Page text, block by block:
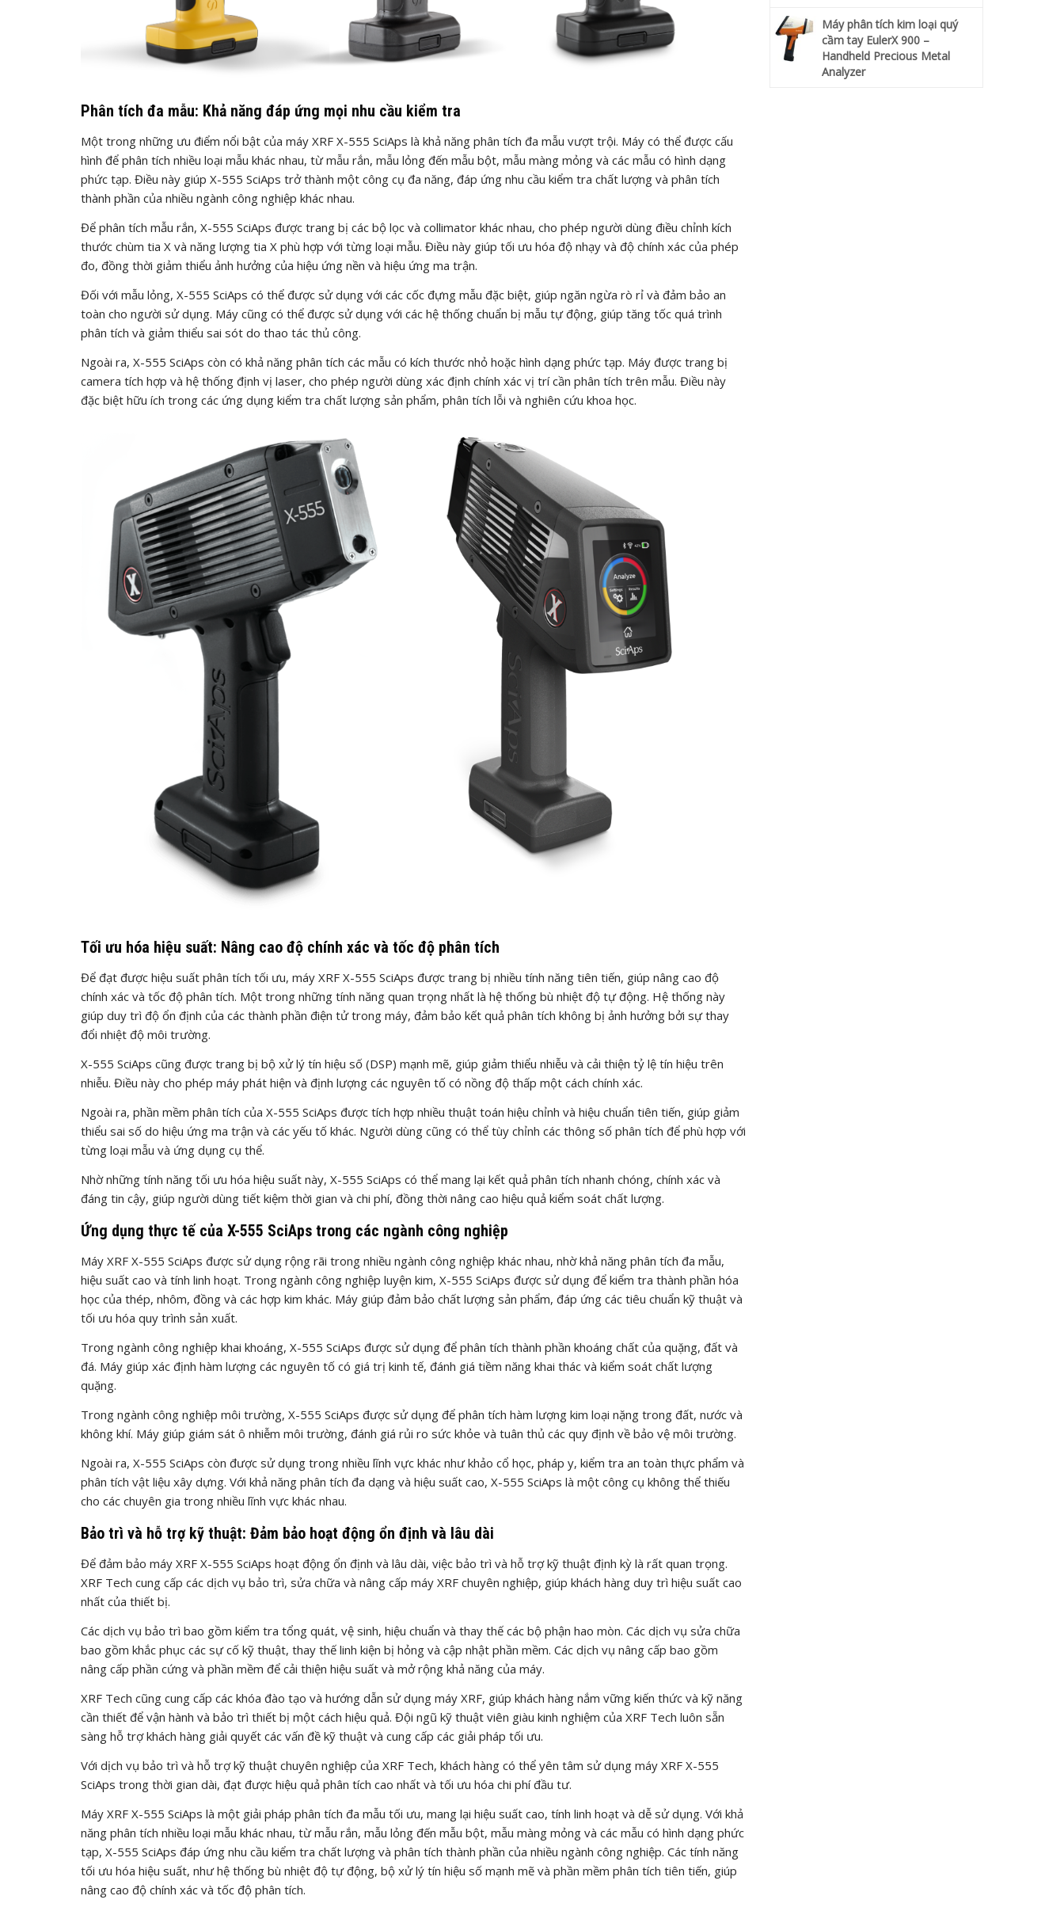
Phân tích đa mẫu: Khả năng đáp ứng mọi nhu cầu kiểm tra
Một trong những ưu điểm nổi bật của máy XRF X-555 SciAps là khả năng phân tích đa mẫu vượt trội. Máy có thể được cấu
hình để phân tích nhiều loại mẫu khác nhau, từ mẫu rắn, mẫu lỏng đến mẫu bột, mẫu màng mỏng và các mẫu có hình dạng
phức tạp. Điều này giúp X-555 SciAps trở thành một công cụ đa năng, đáp ứng nhu cầu kiểm tra chất lượng và phân tích
thành phần của nhiều ngành công nghiệp khác nhau.
Để phân tích mẫu rắn, X-555 SciAps được trang bị các bộ lọc và collimator khác nhau, cho phép người dùng điều chỉnh kích
thước chùm tia X và năng lượng tia X phù hợp với từng loại mẫu. Điều này giúp tối ưu hóa độ nhạy và độ chính xác của phép
đo, đồng thời giảm thiểu ảnh hưởng của hiệu ứng nền và hiệu ứng ma trận.
Đối với mẫu lỏng, X-555 SciAps có thể được sử dụng với các cốc đựng mẫu đặc biệt, giúp ngăn ngừa rò rỉ và đảm bảo an
toàn cho người sử dụng. Máy cũng có thể được sử dụng với các hệ thống chuẩn bị mẫu tự động, giúp tăng tốc quá trình
phân tích và giảm thiểu sai sót do thao tác thủ công.
Ngoài ra, X-555 SciAps còn có khả năng phân tích các mẫu có kích thước nhỏ hoặc hình dạng phức tạp. Máy được trang bị
camera tích hợp và hệ thống định vị laser, cho phép người dùng xác định chính xác vị trí cần phân tích trên mẫu. Điều này
đặc biệt hữu ích trong các ứng dụng kiểm tra chất lượng sản phẩm, phân tích lỗi và nghiên cứu khoa học.
Tối ưu hóa hiệu suất: Nâng cao độ chính xác và tốc độ phân tích
Để đạt được hiệu suất phân tích tối ưu, máy XRF X-555 SciAps được trang bị nhiều tính năng tiên tiến, giúp nâng cao độ
chính xác và tốc độ phân tích. Một trong những tính năng quan trọng nhất là hệ thống bù nhiệt độ tự động. Hệ thống này
giúp duy trì độ ổn định của các thành phần điện tử trong máy, đảm bảo kết quả phân tích không bị ảnh hưởng bởi sự thay
đổi nhiệt độ môi trường.
X-555 SciAps cũng được trang bị bộ xử lý tín hiệu số (DSP) mạnh mẽ, giúp giảm thiểu nhiễu và cải thiện tỷ lệ tín hiệu trên
nhiễu. Điều này cho phép máy phát hiện và định lượng các nguyên tố có nồng độ thấp một cách chính xác.
Ngoài ra, phần mềm phân tích của X-555 SciAps được tích hợp nhiều thuật toán hiệu chỉnh và hiệu chuẩn tiên tiến, giúp giảm
thiểu sai số do hiệu ứng ma trận và các yếu tố khác. Người dùng cũng có thể tùy chỉnh các thông số phân tích để phù hợp với
từng loại mẫu và ứng dụng cụ thể.
Nhờ những tính năng tối ưu hóa hiệu suất này, X-555 SciAps có thể mang lại kết quả phân tích nhanh chóng, chính xác và
đáng tin cậy, giúp người dùng tiết kiệm thời gian và chi phí, đồng thời nâng cao hiệu quả kiểm soát chất lượng.
Ứng dụng thực tế của X-555 SciAps trong các ngành công nghiệp
Máy XRF X-555 SciAps được sử dụng rộng rãi trong nhiều ngành công nghiệp khác nhau, nhờ khả năng phân tích đa mẫu,
hiệu suất cao và tính linh hoạt. Trong ngành công nghiệp luyện kim, X-555 SciAps được sử dụng để kiểm tra thành phần hóa
học của thép, nhôm, đồng và các hợp kim khác. Máy giúp đảm bảo chất lượng sản phẩm, đáp ứng các tiêu chuẩn kỹ thuật và
tối ưu hóa quy trình sản xuất.
Trong ngành công nghiệp khai khoáng, X-555 SciAps được sử dụng để phân tích thành phần khoáng chất của quặng, đất và
đá. Máy giúp xác định hàm lượng các nguyên tố có giá trị kinh tế, đánh giá tiềm năng khai thác và kiểm soát chất lượng
quặng.
Trong ngành công nghiệp môi trường, X-555 SciAps được sử dụng để phân tích hàm lượng kim loại nặng trong đất, nước và
không khí. Máy giúp giám sát ô nhiễm môi trường, đánh giá rủi ro sức khỏe và tuân thủ các quy định về bảo vệ môi trường.
Ngoài ra, X-555 SciAps còn được sử dụng trong nhiều lĩnh vực khác như khảo cổ học, pháp y, kiểm tra an toàn thực phẩm và
phân tích vật liệu xây dựng. Với khả năng phân tích đa dạng và hiệu suất cao, X-555 SciAps là một công cụ không thể thiếu
cho các chuyên gia trong nhiều lĩnh vực khác nhau.
Bảo trì và hỗ trợ kỹ thuật: Đảm bảo hoạt động ổn định và lâu dài
Để đảm bảo máy XRF X-555 SciAps hoạt động ổn định và lâu dài, việc bảo trì và hỗ trợ kỹ thuật định kỳ là rất quan trọng.
XRF Tech cung cấp các dịch vụ bảo trì, sửa chữa và nâng cấp máy XRF chuyên nghiệp, giúp khách hàng duy trì hiệu suất cao
nhất của thiết bị.
Các dịch vụ bảo trì bao gồm kiểm tra tổng quát, vệ sinh, hiệu chuẩn và thay thế các bộ phận hao mòn. Các dịch vụ sửa chữa
bao gồm khắc phục các sự cố kỹ thuật, thay thế linh kiện bị hỏng và cập nhật phần mềm. Các dịch vụ nâng cấp bao gồm
nâng cấp phần cứng và phần mềm để cải thiện hiệu suất và mở rộng khả năng của máy.
XRF Tech cũng cung cấp các khóa đào tạo và hướng dẫn sử dụng máy XRF, giúp khách hàng nắm vững kiến thức và kỹ năng
cần thiết để vận hành và bảo trì thiết bị một cách hiệu quả. Đội ngũ kỹ thuật viên giàu kinh nghiệm của XRF Tech luôn sẵn
sàng hỗ trợ khách hàng giải quyết các vấn đề kỹ thuật và cung cấp các giải pháp tối ưu.
Với dịch vụ bảo trì và hỗ trợ kỹ thuật chuyên nghiệp của XRF Tech, khách hàng có thể yên tâm sử dụng máy XRF X-555
SciAps trong thời gian dài, đạt được hiệu quả phân tích cao nhất và tối ưu hóa chi phí đầu tư.
Máy XRF X-555 SciAps là một giải pháp phân tích đa mẫu tối ưu, mang lại hiệu suất cao, tính linh hoạt và dễ sử dụng. Với khả
năng phân tích nhiều loại mẫu khác nhau, từ mẫu rắn, mẫu lỏng đến mẫu bột, mẫu màng mỏng và các mẫu có hình dạng phức
tạp, X-555 SciAps đáp ứng nhu cầu kiểm tra chất lượng và phân tích thành phần của nhiều ngành công nghiệp. Các tính năng
tối ưu hóa hiệu suất, như hệ thống bù nhiệt độ tự động, bộ xử lý tín hiệu số mạnh mẽ và phần mềm phân tích tiên tiến, giúp
nâng cao độ chính xác và tốc độ phân tích.
Máy phân tích kim loại quý
cầm tay EulerX 900 –
Handheld Precious Metal
Analyzer